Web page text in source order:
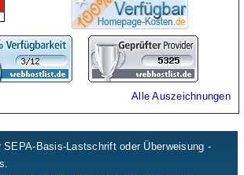
Alle Auszeichnungen
SEPA-Basis-Lastschrift oder Überweisung -